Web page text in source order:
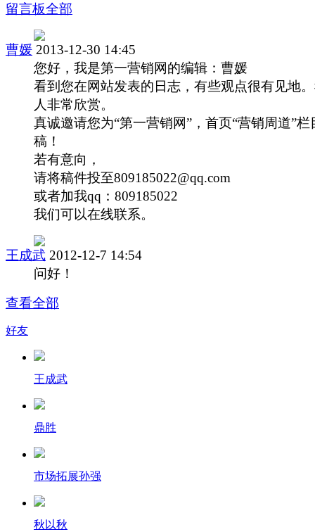
留言板全部
曹媛 2013-12-30 14:45
您好，我是第一营销网的编辑：曹媛
看到您在网站发表的日志，有些观点很有见地
人非常欣赏。
真诚邀请您为“第一营销网”，首页“营销周道”栏
稿！
若有意向，
请将稿件投至809185022@qq.com
或者加我qq：809185022
我们可以在线联系。
王成武 2012-12-7 14:54
问好！
查看全部
好友
王成武
鼎胜
市场拓展孙强
秋以秋